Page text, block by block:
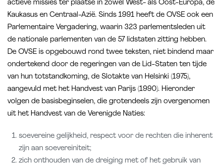
actieve missies ter plaatse in zowel West- als Oost-Europa, de
Kaukasus en Centraal-Azië. Sinds 1991 heeft de OVSE ook een
Parlementaire Vergadering, waarin 323 parlementsleden uit
de nationale parlementen van de 57 lidstaten zitting hebben.
De OVSE is opgebouwd rond twee teksten, niet bindend maar
ondertekend door de regeringen van de Lid-Staten ten tijde
van hun totstandkoming, de Slotakte van Helsinki (1975),
aangevuld met het Handvest van Parijs (1990). Hieronder
volgen de basisbeginselen, die grotendeels zijn overgenomen
uit het Handvest van de Verenigde Naties:
soevereine gelijkheid, respect voor de rechten die inherent
zijn aan soevereiniteit;
zich onthouden van de dreiging met of het gebruik van